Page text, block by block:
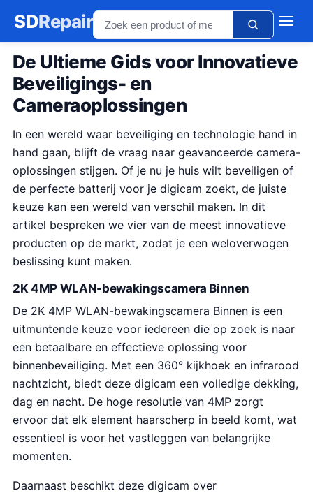
SDRepair
De Ultieme Gids voor Innovatieve
Beveiligings- en
Cameraoplossingen
In een wereld waar beveiliging en technologie hand in
hand gaan, blijft de vraag naar geavanceerde camera-
oplossingen stijgen. Of je nu je huis wilt beveiligen of
de perfecte batterij voor je digicam zoekt, de juiste
keuze kan een wereld van verschil maken. In dit
artikel bespreken we vier van de meest innovatieve
producten op de markt, zodat je een weloverwogen
beslissing kunt maken.
2K 4MP WLAN-bewakingscamera Binnen
De 2K 4MP WLAN-bewakingscamera Binnen is een
uitmuntende keuze voor iedereen die op zoek is naar
een betaalbare en effectieve oplossing voor
binnenbeveiliging. Met een 360° kijkhoek en infrarood
nachtzicht, biedt deze digicam een volledige dekking,
dag en nacht. De hoge resolutie van 4MP zorgt
ervoor dat elk element haarscherp in beeld komt, wat
essentieel is voor het vastleggen van belangrijke
momenten.
Daarnaast beschikt deze digicam over